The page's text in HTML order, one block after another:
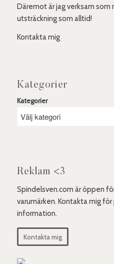
Däremot är jag verksam
utsträckning som alltid!
Kontakta mig
Kategorier
Kategorier
Reklam <3
Spindelsven.com är öppen
varumärken. Kontakta mig
information.
Kontakta mig